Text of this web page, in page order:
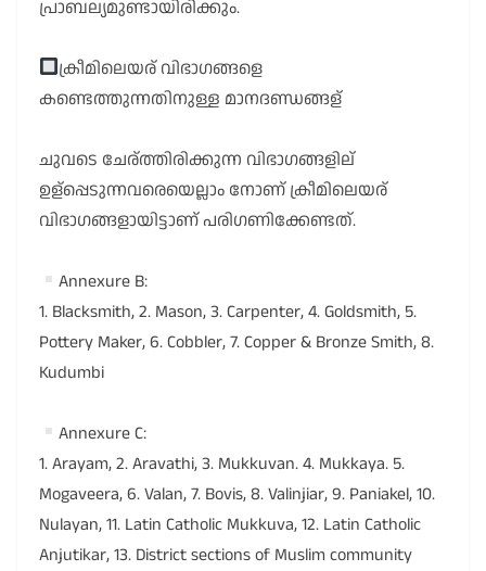
പ്രാബല്യമുണ്ടായിരിക്കും.
ക്രീമിലെയര് വിഭാഗങ്ങളെ
കണ്ടെത്തുന്നതിനുള്ള മാനദണ്ഡങ്ങള്
ചുവടെ ചേര്ത്തിരിക്കുന്ന വിഭാഗങ്ങളില്
ഉള്പ്പെടുന്നവരെയെല്ലാം നോണ് ക്രീമിലെയര്
വിഭാഗങ്ങളായിട്ടാണ് പരിഗണിക്കേണ്ടത്.
Annexure B:
1. Blacksmith, 2. Mason, 3. Carpenter, 4. Goldsmith, 5.
Pottery Maker, 6. Cobbler, 7. Copper & Bronze Smith, 8.
Kudumbi
Annexure C:
1. Arayam, 2. Aravathi, 3. Mukkuvan. 4. Mukkaya. 5.
Mogaveera, 6. Valan, 7. Bovis, 8. Valinjiar, 9. Paniakel, 10.
Nulayan, 11. Latin Catholic Mukkuva, 12. Latin Catholic
Anjutikar, 13. District sections of Muslim community